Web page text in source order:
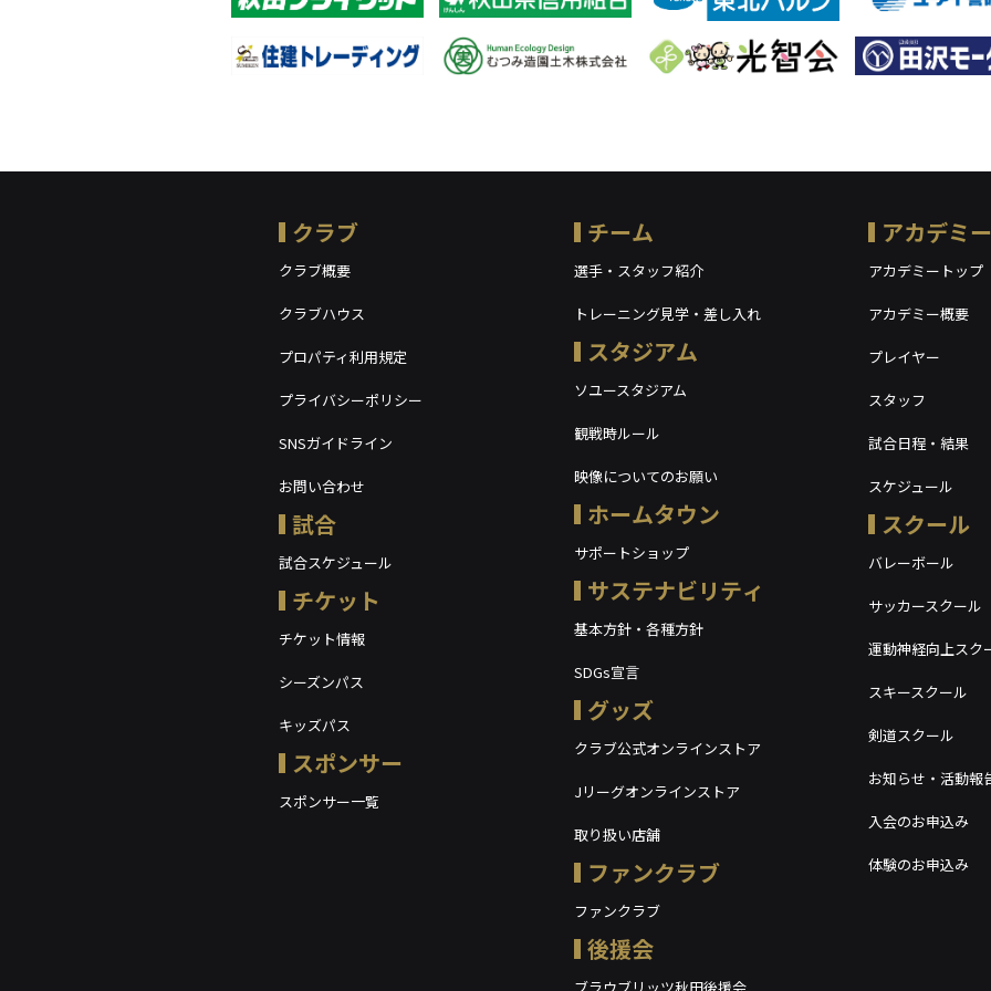
クラブ
クラブ概要
クラブハウス
プロパティ利用規定
プライバシーポリシー
SNSガイドライン
お問い合わせ
試合
試合スケジュール
チケット
チケット情報
シーズンパス
キッズパス
スポンサー
スポンサー一覧
チーム
選手・スタッフ紹介
トレーニング見学・差し入れ
スタジアム
ソユースタジアム
観戦時ルール
映像についてのお願い
ホームタウン
サポートショップ
サステナビリティ
基本方針・各種方針
SDGs宣言
グッズ
クラブ公式オンラインストア
Jリーグオンラインストア
取り扱い店舗
ファンクラブ
ファンクラブ
後援会
ブラウブリッツ秋田後援会
アカデミ
アカデミートップ
アカデミー概要
プレイヤー
スタッフ
試合日程・結果
スケジュール
スクール
バレーボール
サッカースクール
運動神経向上スク
スキースクール
剣道スクール
お知らせ・活動報
入会のお申込み
体験のお申込み